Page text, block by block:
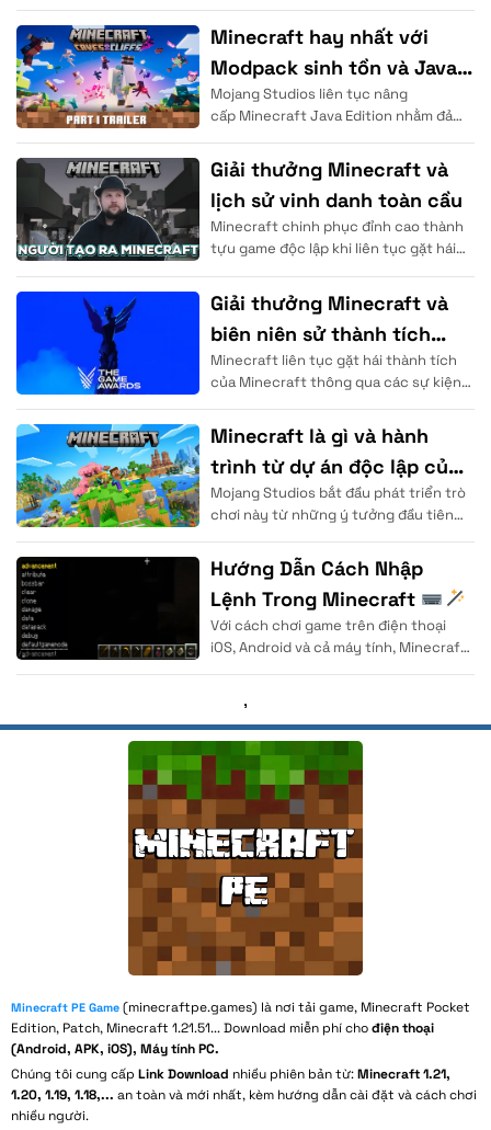
mang lại tốc độ xử lý dữ liệu
Minecraft hay nhất với
Modpack sinh tồn và Java
Edition
Mojang Studios liên tục nâng
cấp Minecraft Java Edition nhằm đảm
cộng đồng. Người chơi sử
Giải thưởng Minecraft và
lịch sử vinh danh toàn cầu
Minecraft chinh phục đỉnh cao thành
tựu game độc lập khi liên tục gặt hái
Giải thưởng Minecraft và
biên niên sử thành tích
vang dội
Minecraft liên tục gặt hái thành tích
của Minecraft thông qua các sự kiện
giới. Mojang Studios đã chứng minh
Minecraft là gì và hành
trình từ dự án độc lập của
Notch
Mojang Studios bắt đầu phát triển trò
chơi này từ những ý tưởng đầu tiên
nước Thụy Điển.
Hướng Dẫn Cách Nhập
Lệnh Trong Minecraft
| Cho Người Mới
Với cách chơi game trên điện thoại
iOS, Android và cả máy tính, Minecraft
,
Minecraft PE Game(minecraftpe.games) là nơi tải game, Minecraft Pocket
Edition, Patch, Minecraft 1.21.51... Download miễn phí chođiện thoại
(Android, APK, iOS), Máy tính PC.
Chúng tôi cung cấp Link Download nhiều phiên bản từ:Minecraft 1.21,
1.20, 1.19, 1.18,... an toàn và mới nhất, kèm hướng dẫn cài đặt và cách chơi
nhiều người.